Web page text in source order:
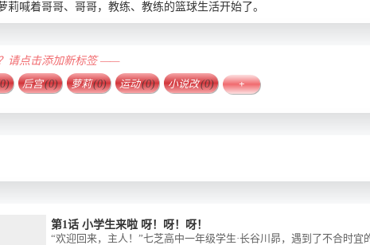
莉喊着哥哥、哥哥，教练、教练的篮球生活开始了。
请点击添加新标签 ——
后宫(0) 萝莉(0) 运动(0) 小说改(0) +
第1话 小学生来啦 呀！呀！呀！
“欢迎回来，主人！”七芝高中一年级学生·长谷川昴，遇到了不合时